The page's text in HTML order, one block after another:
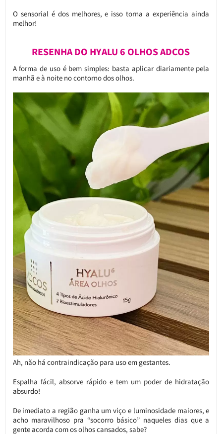
O sensorial é dos melhores, e isso torna a experiência ainda
melhor!
RESENHA DO HYALU 6 OLHOS ADCOS
A forma de uso é bem simples: basta aplicar diariamente pela
manhã e à noite no contorno dos olhos.
Ah, não há contraindicação para uso em gestantes.
Espalha fácil, absorve rápido e tem um poder de hidratação
absurdo!
De imediato a região ganha um viço e luminosidade maiores, e
acho maravilhoso pra “socorro básico” naqueles dias que a
gente acorda com os olhos cansados, sabe?